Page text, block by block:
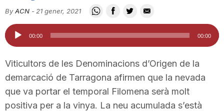
i
t
a
By ACN - 21 gener, 2021
Reproductor
d'àudio
00:00 00:00
Viticultors de les Denominacions d’Origen de la
demarcació de Tarragona afirmen que la nevada
que va portar el temporal Filomena serà molt
positiva per a la vinya. La neu acumulada s’està